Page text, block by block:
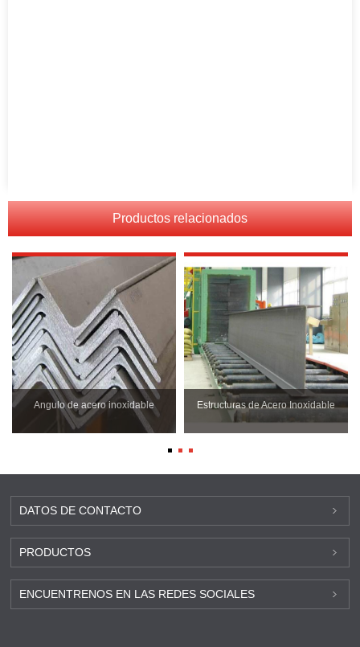
Productos relacionados
Angulo de acero inoxidable Estructuras de Acero Inoxidable
DATOS DE CONTACTO
PRODUCTOS
ENCUENTRENOS EN LAS REDES SOCIALES